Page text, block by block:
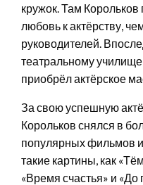
кружок. Там Корольков
любовь к актёрству,
руководителей.
театральному
приобрёл актёрское
За свою успешную
Корольков снялся в
популярных фильмов
такие картины, как
«Время счастья» и